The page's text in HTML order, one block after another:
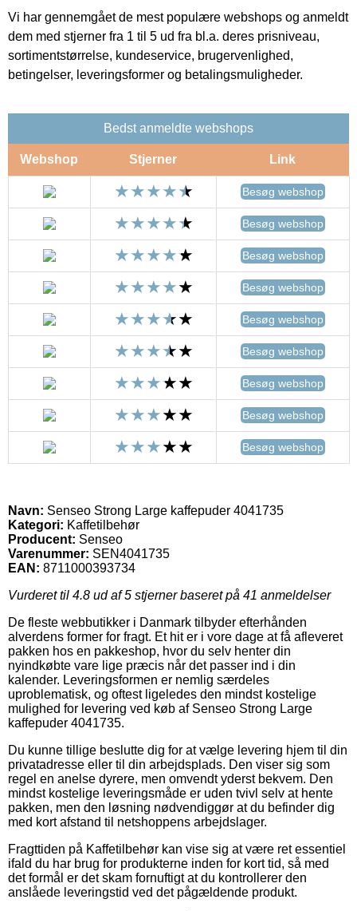
Vi har gennemgået de mest populære webshops og anmeldt
dem med stjerner fra 1 til 5 ud fra bl.a. deres prisniveau,
sortimentstørrelse, kundeservice, brugervenlighed,
betingelser, leveringsformer og betalingsmuligheder.
Bedst anmeldte webshops
Webshop Stjerner Link
Besøg webshop
Besøg webshop
Besøg webshop
Besøg webshop
Besøg webshop
Besøg webshop
Besøg webshop
Besøg webshop
Besøg webshop
Navn: Senseo Strong Large kaffepuder 4041735
Kategori: Kaffetilbehør
Producent: Senseo
Varenummer: SEN4041735
EAN: 8711000393734
Vurderet til 4.8 ud af 5 stjerner baseret på 41 anmeldelser
De fleste webbutikker i Danmark tilbyder efterhånden
alverdens former for fragt. Et hit er i vore dage at få afleveret
pakken hos en pakkeshop, hvor du selv henter din
nyindkøbte vare lige præcis når det passer ind i din
kalender. Leveringsformen er nemlig særdeles
uproblematisk, og oftest ligeledes den mindst kostelige
mulighed for levering ved køb af Senseo Strong Large
kaffepuder 4041735.
Du kunne tillige beslutte dig for at vælge levering hjem til din
privatadresse eller til din arbejdsplads. Den viser sig som
regel en anelse dyrere, men omvendt yderst bekvem. Den
mindst kostelige leveringsmåde er uden tvivl selv at hente
pakken, men den løsning nødvendiggør at du befinder dig
med kort afstand til netshoppens arbejdslager.
Fragttiden på Kaffetilbehør kan vise sig at være ret essentiel
ifald du har brug for produkterne inden for kort tid, så med
det formål er det skam fornuftigt at du kontrollerer den
anslåede leveringstid ved det pågældende produkt.